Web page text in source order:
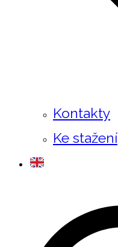
Kontakty
Ke stažení